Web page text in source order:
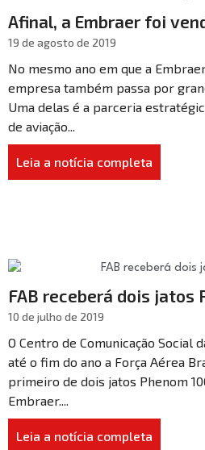
Afinal, a Embraer foi
19 de agosto de 2019
No mesmo ano em que a
empresa também passa por
Uma delas é a parceria
de aviação...
Leia a notícia completa
FAB receberá dois jatos
10 de julho de 2019
O Centro de Comunicação Social
até o fim do ano a Força Aérea
primeiro de dois jatos Phenom
Embraer....
Leia a notícia completa